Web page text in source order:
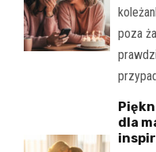
poza
dla